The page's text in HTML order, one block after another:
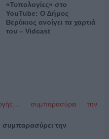
«Τυπολογίες» στο
YouTube: Ο Δήμος
Βερύκιος ανοίγει τα χαρτιά
του – Vidcast
την